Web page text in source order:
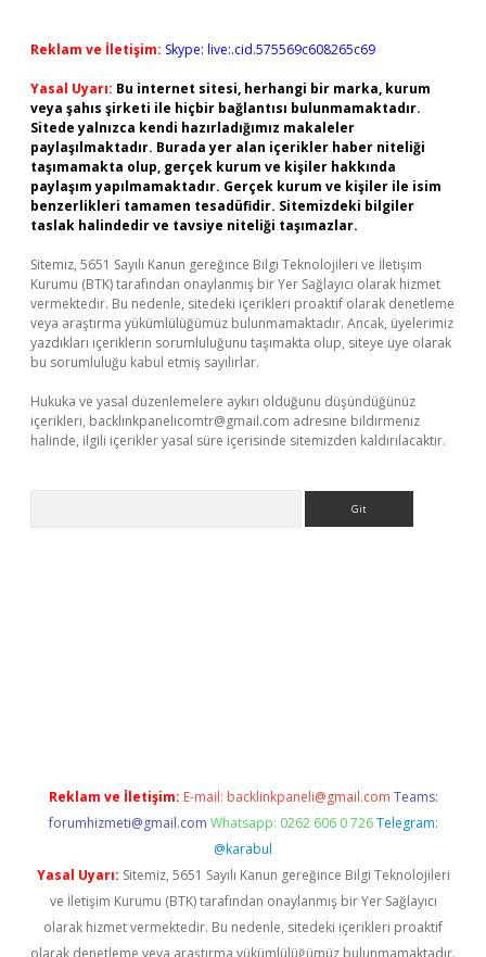
Reklam ve İletişim: Skype: live:.cid.575569c608265c69
Yasal Uyarı: Bu internet sitesi, herhangi bir marka, kurum
veya şahıs şirketi ile hiçbir bağlantısı bulunmamaktadır.
Sitede yalnızca kendi hazırladığımız makaleler
paylaşılmaktadır. Burada yer alan içerikler haber niteliği
taşımamakta olup, gerçek kurum ve kişiler hakkında
paylaşım yapılmamaktadır. Gerçek kurum ve kişiler ile isim
benzerlikleri tamamen tesadüfidir. Sitemizdeki bilgiler
taslak halindedir ve tavsiye niteliği taşımazlar.
Sitemiz, 5651 Sayılı Kanun gereğince Bilgi Teknolojileri ve İletişim
Kurumu (BTK) tarafından onaylanmış bir Yer Sağlayıcı olarak hizmet
vermektedir. Bu nedenle, sitedeki içerikleri proaktif olarak denetleme
veya araştırma yükümlülüğümüz bulunmamaktadır. Ancak, üyelerimiz
yazdıkları içeriklerin sorumluluğunu taşımakta olup, siteye üye olarak
bu sorumluluğu kabul etmiş sayılırlar.
Hukuka ve yasal düzenlemelere aykırı olduğunu düşündüğünüz
içerikleri, backlinkpanelicomtr@gmail.com adresine bildirmeniz
halinde, ilgili içerikler yasal süre içerisinde sitemizden kaldırılacaktır.
Reklam ve İletişim: E-mail: backlinkpaneli@gmail.com Teams:
forumhizmeti@gmail.com Whatsapp: 0262 606 0 726 Telegram:
@karabul
Yasal Uyarı: Sitemiz, 5651 Sayılı Kanun gereğince Bilgi Teknolojileri
ve İletişim Kurumu (BTK) tarafından onaylanmış bir Yer Sağlayıcı
olarak hizmet vermektedir. Bu nedenle, sitedeki içerikleri proaktif
olarak denetleme veya araştırma yükümlülüğümüz bulunmamaktadır.